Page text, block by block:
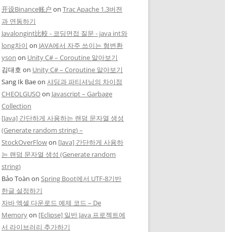
开设Binance账户 on Trac Apache 1.3버젼
과 연동하기
Javalongint比較 - 코딩면접 질문 - java int와
long차이 on JAVA에서 자주 쓰이는 형변환
yson on Unity C# – Coroutine 알아보기
김대호 on Unity C# – Coroutine 알아보기
Sang Ik Baeon 샤딩과 파티셔닝의 차이점
CHEOLGUSOon Javascript – Garbage
Collection
[Java] 간단하게 사용하는 랜덤 문자열 생성
(Generate random string) –
StockOverFlowon [Java] 간단하게 사용하
는 랜덤 문자열 생성 (Generate random
string)
Bảo Toàn on Spring Boot에서 UTF-8기반
한글 설정하기
자바 엑셀 다운로드 예제 코드 – De
Memoryon [Eclipse] 일반 Java 프로젝트에
서 라이브러리 추가하기